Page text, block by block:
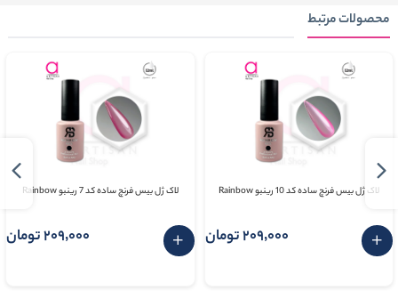
محصولات مرتبط
لاک ژل بیس فرنچ ساده کد 10 رینبو Rainbow
209٬000 تومان
لاک ژل بیس فرنچ ساده کد 7 رینبو Rainbow
209٬000 تومان